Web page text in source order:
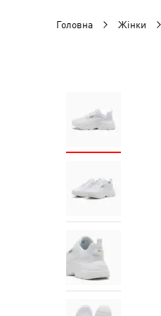
Головна Жінки